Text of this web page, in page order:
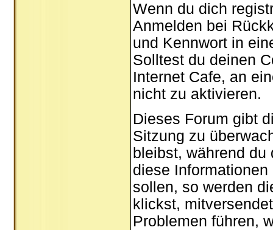
Wenn du dich
Anmelden bei
und Kennwort in
Solltest du deinen
Internet Cafe, an
nicht zu aktivieren.
Dieses Forum gibt
Sitzung zu
bleibst, während
diese
sollen, so werden
klickst,
Problemen führen,